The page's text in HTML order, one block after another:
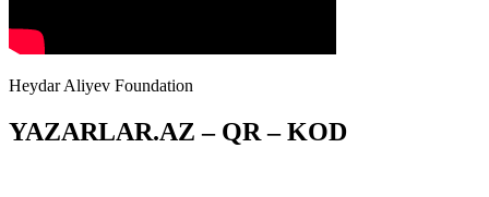
Heydar Aliyev Foundation
YAZARLAR.AZ – QR – KOD